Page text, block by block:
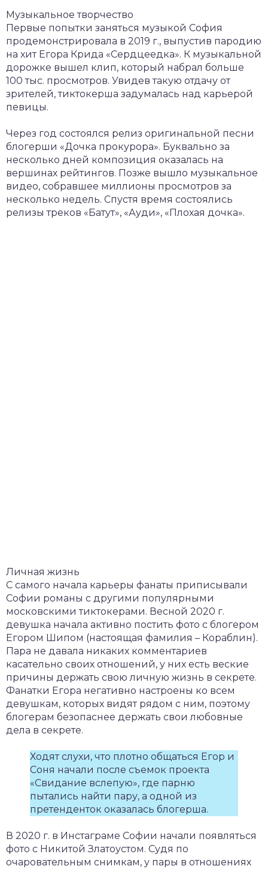
Музыкальное творчество
Первые попытки заняться музыкой София
продемонстрировала в 2019 г., выпустив пародию
на хит Егора Крида «Сердцеедка». К музыкальной
дорожке вышел клип, который набрал больше
100 тыс. просмотров. Увидев такую отдачу от
зрителей, тиктокерша задумалась над карьерой
певицы.
Через год состоялся релиз оригинальной песни
блогерши «Дочка прокурора». Буквально за
несколько дней композиция оказалась на
вершинах рейтингов. Позже вышло музыкальное
видео, собравшее миллионы просмотров за
несколько недель. Спустя время состоялись
релизы треков «Батут», «Ауди», «Плохая дочка».
Личная жизнь
С самого начала карьеры фанаты приписывали
Софии романы с другими популярными
московскими тиктокерами. Весной 2020 г.
девушка начала активно постить фото с блогером
Егором Шипом (настоящая фамилия – Кораблин).
Пара не давала никаких комментариев
касательно своих отношений, у них есть веские
причины держать свою личную жизнь в секрете.
Фанатки Егора негативно настроены ко всем
девушкам, которых видят рядом с ним, поэтому
блогерам безопаснее держать свои любовные
дела в секрете.
Ходят слухи, что плотно общаться Егор и
Соня начали после съемок проекта
«Свидание вслепую», где парню
пытались найти пару, а одной из
претенденток оказалась блогерша.
В 2020 г. в Инстаграме Софии начали появляться
фото с Никитой Златоустом. Судя по
очаровательным снимкам, у пары в отношениях